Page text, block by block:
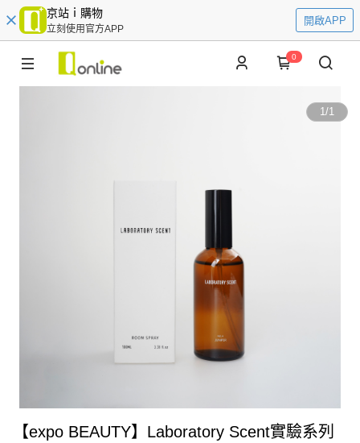
京站ｉ購物
立刻使用官方APP
開啟APP
0
1/1
【expo BEAUTY】Laboratory Scent實驗系列